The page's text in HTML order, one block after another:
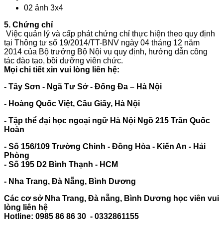
02 ảnh 3x4
5. Chứng chỉ
Việc quản lý và cấp phát chứng chỉ thực hiện theo quy định
tại Thông tư số 19/2014/TT-BNV ngày 04 tháng 12 năm
2014 của Bộ trưởng Bộ Nội vụ quy định, hướng dẫn công
tác đào tạo, bồi dưỡng viên chức.
Mọi chi tiết xin vui lòng liên hệ:
- Tây Sơn - Ngã Tư Sở - Đống Đa – Hà Nội
- Hoàng Quốc Việt, Cầu Giấy, Hà Nội
- Tập thể đại học ngoại ngữ Hà Nội Ngõ 215 Trần Quốc
Hoàn
- Số 156/109 Trường Chinh - Đồng Hòa - Kiến An - Hải
Phòng
- Số 195 D2 Bình Thạnh - HCM
- Nha Trang, Đà Nẵng, Bình Dương
Các cơ sở Nha Trang, Đà nẵng, Bình Dương học viên vui
lòng liên hệ
Hotline: 0985 86 86 30 - 0332861155